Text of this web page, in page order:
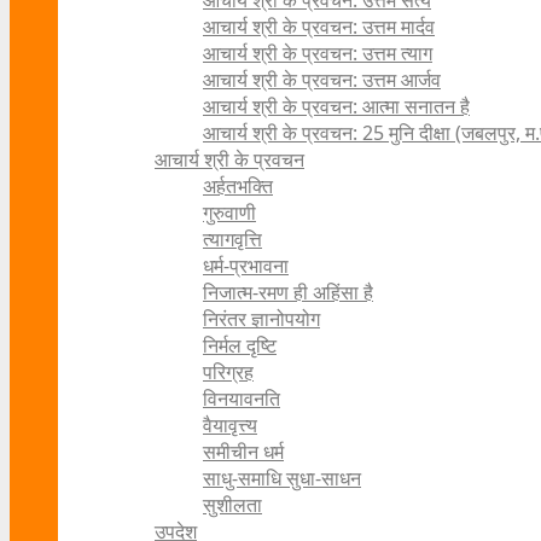
आचार्य श्री के प्रवचन: उत्तम मार्दव
आचार्य श्री के प्रवचन: उत्तम त्याग
आचार्य श्री के प्रवचन: उत्तम आर्जव
आचार्य श्री के प्रवचन: आत्मा सनातन है
आचार्य श्री के प्रवचन: 25 मुनि दीक्षा (जबलपुर,
आचार्य श्री के प्रवचन
अर्हतभक्ति
गुरुवाणी
त्यागवृत्ति
धर्म-प्रभावना
निजात्म-रमण ही अहिंसा है
निरंतर ज्ञानोपयोग
निर्मल दृष्टि
परिग्रह
विनयावनति
वैयावृत्त्य
समीचीन धर्म
साधु-समाधि सुधा-साधन
सुशीलता
उपदेश